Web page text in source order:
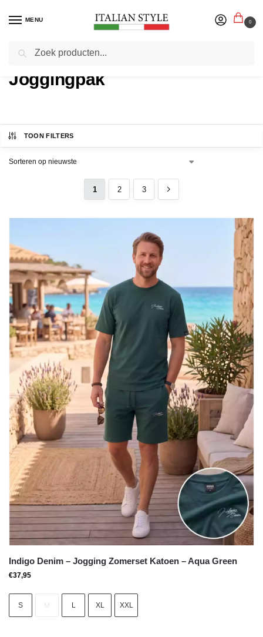
MENU 0
Home Product Soort
Joggingpak
TOON FILTERS
1 2 3
Indigo Denim – Jogging Zomerset Katoen – Aqua Green
€37,95
S L XL XXL